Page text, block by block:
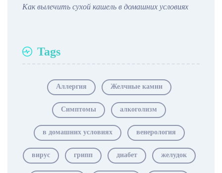
Как вылечить сухой кашель в домашних условиях
Tags
Аллергия Желчные камни
Симптомы алкоголизм
в домашних условиях венерология
вирус грипп диабет желудок